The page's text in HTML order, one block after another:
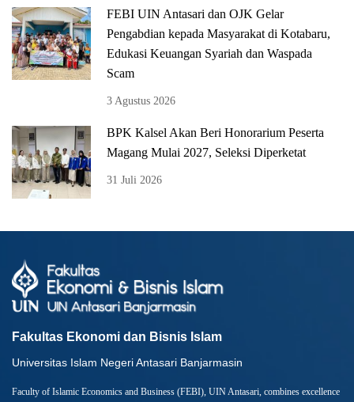
FEBI UIN Antasari dan OJK Gelar
Pengabdian kepada Masyarakat di Kotabaru,
Edukasi Keuangan Syariah dan Waspada
Scam
3 Agustus 2026
BPK Kalsel Akan Beri Honorarium Peserta
Magang Mulai 2027, Seleksi Diperketat
31 Juli 2026
Fakultas Ekonomi dan Bisnis Islam
Universitas Islam Negeri Antasari Banjarmasin
Faculty of Islamic Economics and Business (FEBI), UIN Antasari, combines excellence